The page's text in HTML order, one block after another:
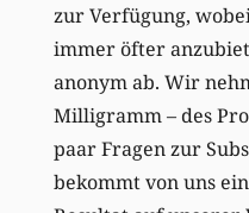
zur Verfügung,
immer öfter
anonym ab. Wir
Milligramm – des
paar Fragen zur
bekommt von uns